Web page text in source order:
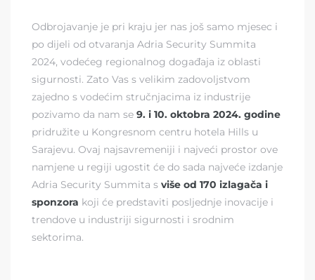
Odbrojavanje je pri kraju jer nas još samo mjesec i
po dijeli od otvaranja Adria Security Summita
2024, vodećeg regionalnog događaja iz oblasti
sigurnosti. Zato Vas s velikim zadovoljstvom
zajedno s vodećim stručnjacima iz industrije
pozivamo da nam se 9. i 10. oktobra 2024. godine
pridružite u Kongresnom centru hotela Hills u
Sarajevu. Ovaj najsavremeniji i najveći prostor ove
namjene u regiji ugostit će do sada najveće izdanje
Adria Security Summita s više od 170 izlagača i
sponzora koji će predstaviti posljednje inovacije i
trendove u industriji sigurnosti i srodnim
sektorima.